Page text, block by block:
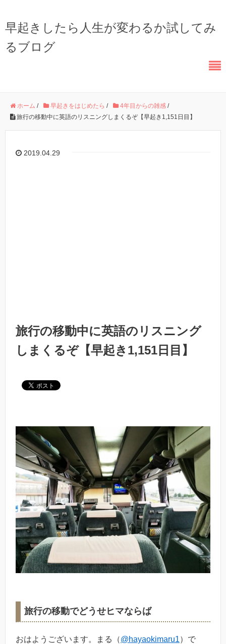
早起きしたら人生が変わるか試してみ
るブログ
ホーム / 早起きをはじめたら / 4年目からの雑感 /
旅行の移動中に英語のリスニングしまくるぞ【早起き1,151日目】
2019.04.29
旅行の移動中に英語のリスニング
しまくるぞ【早起き1,151日目】
旅行の移動でどうせヒマならば
おはようございます。まる（@hayaokimaru1）で